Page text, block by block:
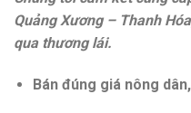
Quảng Xương – Thanh
qua thương lái.
Bán đúng giá nông